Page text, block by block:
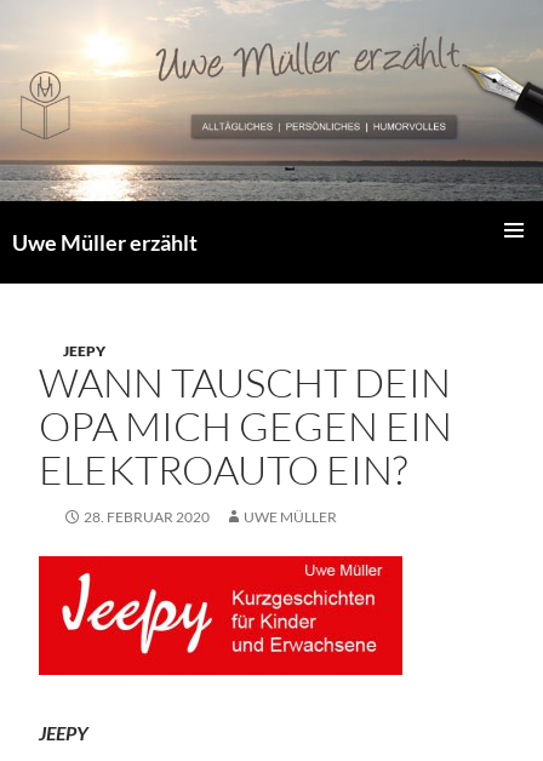
Inhalt
springen
Uwe Müller erzählt
MENÜ
JEEPY
WANN TAUSCHT DEIN
OPA MICH GEGEN EIN
ELEKTROAUTO EIN?
28. FEBRUAR 2020 UWE MÜLLER
JEEPY